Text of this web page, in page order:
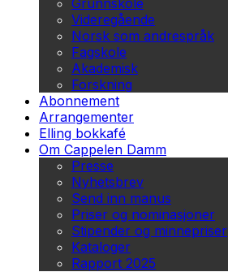
Grunnskole
Videregående
Norsk som andrespråk
Fagskole
Akademisk
Forskning
Abonnement
Arrangementer
Elling bokkafé
Om Cappelen Damm
Presse
Nyhetsbrev
Send inn manus
Priser og nominasjoner
Stipender og minnepriser
Kataloger
Rapport 2025